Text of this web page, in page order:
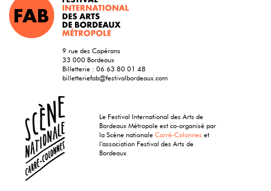
9 rue des Capérans
33 000 Bordeaux
Billetterie : 06 63 80 01 48
billetteriefab@festivalbordeaux.com
Le Festival International des Arts de
Bordeaux Métropole est co-organisé par
la Scène nationaleCarré-Colonnes et
l’association Festival des Arts de
Bordeaux